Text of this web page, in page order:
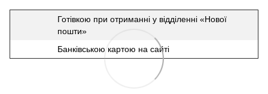
Готівкою при отриманні у відділенні «Нової
пошти»
Банківською картою на сайті